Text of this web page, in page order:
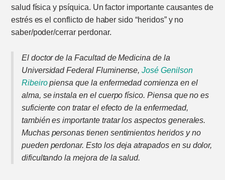
salud física y psíquica. Un factor importante causantes de
estrés es el conflicto de haber sido “heridos” y no
saber/poder/cerrar perdonar.
El doctor de la Facultad de Medicina de la
Universidad Federal Fluminense,José Genilson
Ribeiropiensa que la enfermedad comienza en el
alma, se instala en el cuerpo físico. Piensa que no es
suficiente con tratar el efecto de la enfermedad,
también es importante tratar los aspectos generales.
Muchas personas tienen sentimientos heridos y no
pueden perdonar. Esto los deja atrapados en su dolor,
dificultando la mejora de la salud.